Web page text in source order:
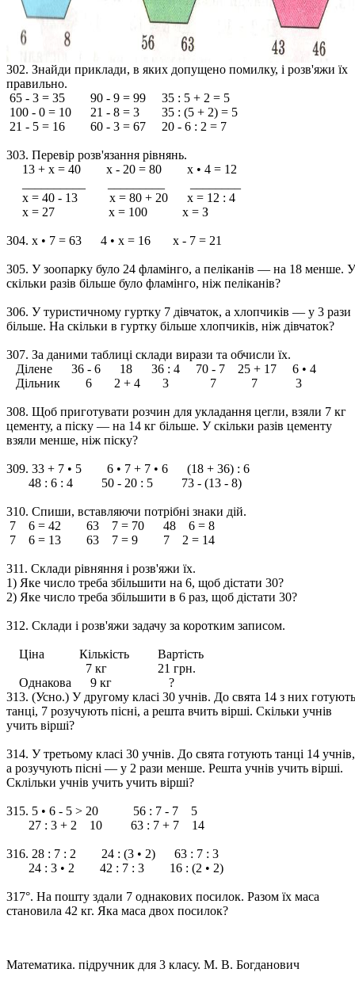
302. Знайди приклади, в яких допущено помилку, і розв'яжи їх
правильно.
65 - 3 = 35 90 - 9 = 99 35 : 5 + 2 = 5
100 - 0 = 10 21 - 8 = 3 35 : (5 + 2) = 5
21 - 5 = 16 60 - 3 = 67 20 - 6 : 2 = 7
303. Перевір розв'язання рівнянь.
13 + х = 40 х - 20 = 80 х • 4 = 12
х = 40 - 13 х = 80 + 20 х = 12 : 4
х = 27 х = 100 х = З
304. х • 7 = 63 4 • х = 16 х - 7 = 21
305. У зоопарку було 24 фламінго, а пеліканів — на 18 менше. У
скільки разів більше було фламінго, ніж пеліканів?
306. У туристичному гуртку 7 дівчаток, а хлопчиків — у 3 рази
більше. На скільки в гуртку більше хлопчиків, ніж дівчаток?
307. За даними таблиці склади вирази та обчисли їх.
Ділене 36 - 6 18 36 : 4 70 - 7 25 + 17 6 • 4
Дільник 6 2 + 4 3 7 7 3
308. Щоб приготувати розчин для укладання цегли, взяли 7 кг
цементу, а піску — на 14 кг більше. У скільки разів цементу
взяли менше, ніж піску?
309. 33 + 7 • 5 6 • 7 + 7 • 6 (18 + 36) : 6
48 : 6 : 4 50 - 20 : 5 73 - (13 - 8)
310. Спиши, вставляючи потрібні знаки дій.
7 6 = 42 63 7 = 70 48 6 = 8
7 6 = 13 63 7 = 9 7 2 = 14
311. Склади рівняння і розв'яжи їх.
1) Яке число треба збільшити на 6, щоб дістати 30?
2) Яке число треба збільшити в 6 раз, щоб дістати 30?
312. Склади і розв'яжи задачу за коротким записом.
Ціна Кількість Вартість
7 кг 21 грн.
Однакова 9 кг ?
313. (Усно.) У другому класі 30 учнів. До свята 14 з них готують
танці, 7 розучують пісні, а решта вчить вірші. Скільки учнів
учить вірші?
314. У третьому класі 30 учнів. До свята готують танці 14 учнів,
а розучують пісні — у 2 рази менше. Решта учнів учить вірші.
Склільки учнів учить учить вірші?
315. 5 • 6 - 5 > 20 56 : 7 - 7 5
27 : 3 + 2 10 63 : 7 + 7 14
316. 28 : 7 : 2 24 : (3 • 2) 63 : 7 : 3
24 : 3 • 2 42 : 7 : 3 16 : (2 • 2)
317°. На пошту здали 7 однакових посилок. Разом їх маса
становила 42 кг. Яка маса двох посилок?
Математика. підручник для 3 класу. М. В. Богданович